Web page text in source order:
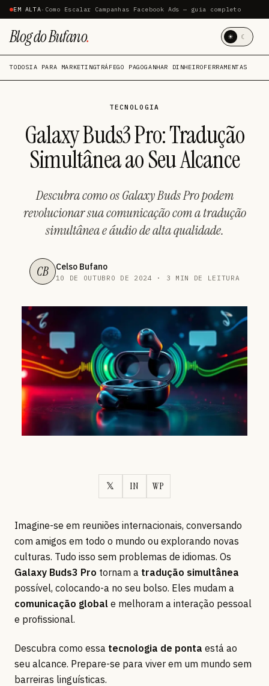
EM ALTA· Como Escalar Campanhas Facebook Ads — guia completo
Blog do Bufano. ☀ ☾
TODOSIA PARA MARKETINGTRÁFEGO PAGOGANHAR DINHEIROFERRAMENTAS
TECNOLOGIA
Galaxy Buds3 Pro: Tradução
Simultânea ao Seu Alcance
Descubra como os Galaxy Buds Pro podem
revolucionar sua comunicação com a tradução
simultânea e áudio de alta qualidade.
CB Celso Bufano
10 DE OUTUBRO DE 2024 · 3 MIN DE LEITURA
𝕏 IN WP
Imagine-se em reuniões internacionais, conversando
com amigos em todo o mundo ou explorando novas
culturas. Tudo isso sem problemas de idiomas. Os
Galaxy Buds3 Pro tornam a tradução simultânea
possível, colocando-a no seu bolso. Eles mudam a
comunicação global e melhoram a interação pessoal
e profissional.
Descubra como essa tecnologia de ponta está ao
seu alcance. Prepare-se para viver em um mundo sem
barreiras linguísticas.